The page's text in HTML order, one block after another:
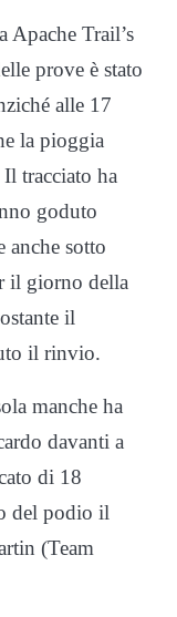
Apache Trail’s
prove è stato
alle 17
la pioggia
tracciato ha
goduto
anche sotto
il giorno della
il
il rinvio.
manche ha
davanti a
di 18
del podio il
(Team